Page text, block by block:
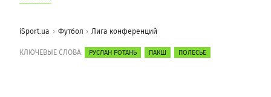
iSport.ua Футбол Лига конференций
КЛЮЧЕВЫЕ СЛОВА: РУСЛАН РОТАНЬ ПАКШ ПОЛЕСЬЕ